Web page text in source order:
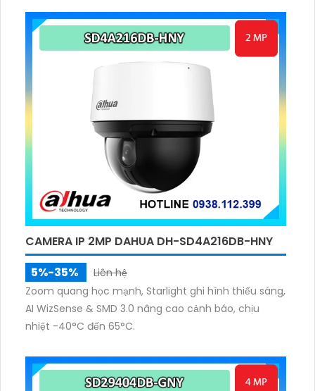
CAMERA IP 2MP DAHUA DH-SD4A216DB-HNY
5%-35%
Liên hệ
Zoom quang học mạnh, Starlight ghi hình thiếu sáng,
AI WizSense & SMD 3.0 nâng cao cảnh báo, chịu
nhiệt -40°C đến 65°C.